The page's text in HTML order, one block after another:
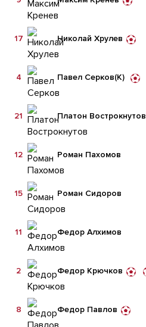
Николай Хрулев
17
Павел Серков(К)
4
Платон Вострокнутов
21
Роман Пахомов
12
Роман Сидоров
15
Федор Алхимов
11
Федор Крючков
2
Федор Павлов
8